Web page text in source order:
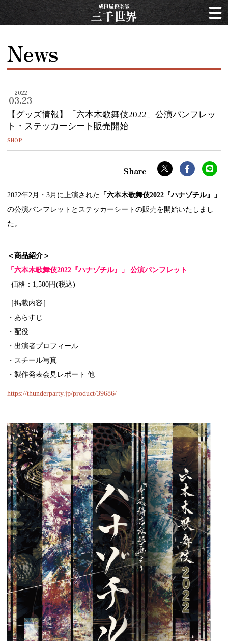
成田屋倶楽部
三千世界
News
2022
03.23
【グッズ情報】「六本木歌舞伎2022」公演パンフレッ
ト・ステッカーシート販売開始
SHOP
2022年2月・3月に上演された 「六本木歌舞伎2022『ハナゾチル』」
の公演パンフレットとステッカーシートの販売を開始いたしまし
た。
＜商品紹介＞
「六本木歌舞伎2022『ハナゾチル』」 公演パンフレット
価格：1,500円(税込)
［掲載内容］
・あらすじ
・配役
・出演者プロフィール
・スチール写真
・製作発表会見レポート 他
https://thunderparty.jp/product/39686/